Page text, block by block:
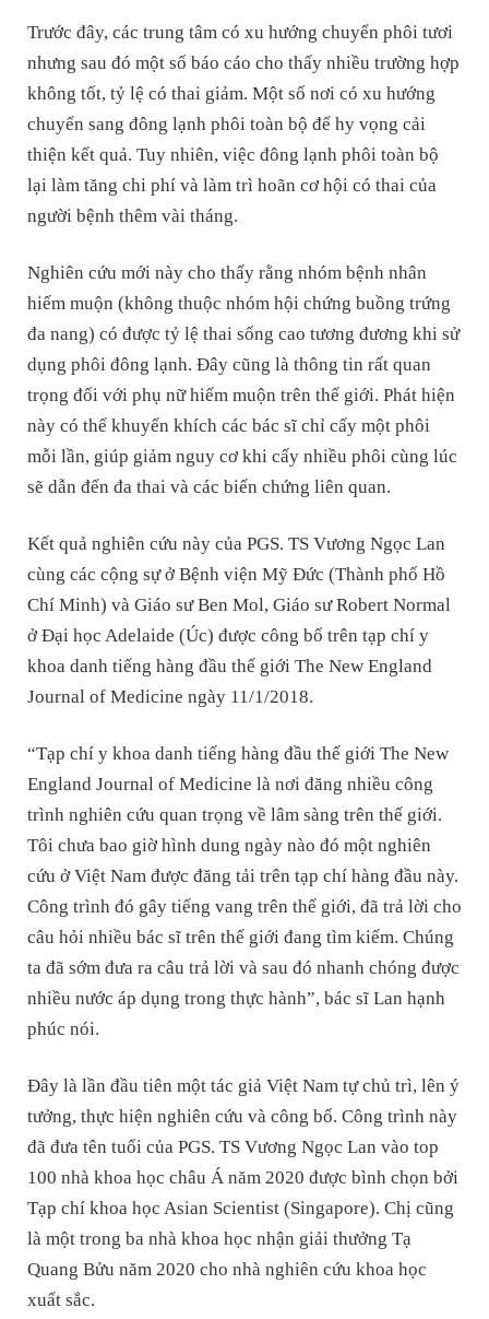
Trước đây, các trung tâm có xu hướng chuyển phôi tươi
nhưng sau đó một số báo cáo cho thấy nhiều trường hợp
không tốt, tỷ lệ có thai giảm. Một số nơi có xu hướng
chuyển sang đông lạnh phôi toàn bộ để hy vọng cải
thiện kết quả. Tuy nhiên, việc đông lạnh phôi toàn bộ
lại làm tăng chi phí và làm trì hoãn cơ hội có thai của
người bệnh thêm vài tháng.
Nghiên cứu mới này cho thấy rằng nhóm bệnh nhân
hiếm muộn (không thuộc nhóm hội chứng buồng trứng
đa nang) có được tỷ lệ thai sống cao tương đương khi sử
dụng phôi đông lạnh. Đây cũng là thông tin rất quan
trọng đối với phụ nữ hiếm muộn trên thế giới. Phát hiện
này có thể khuyến khích các bác sĩ chỉ cấy một phôi
mỗi lần, giúp giảm nguy cơ khi cấy nhiều phôi cùng lúc
sẽ dẫn đến đa thai và các biến chứng liên quan.
Kết quả nghiên cứu này của PGS. TS Vương Ngọc Lan
cùng các cộng sự ở Bệnh viện Mỹ Đức (Thành phố Hồ
Chí Minh) và Giáo sư Ben Mol, Giáo sư Robert Normal
ở Đại học Adelaide (Úc) được công bố trên tạp chí y
khoa danh tiếng hàng đầu thế giới The New England
Journal of Medicine ngày 11/1/2018.
“Tạp chí y khoa danh tiếng hàng đầu thế giới The New
England Journal of Medicine là nơi đăng nhiều công
trình nghiên cứu quan trọng về lâm sàng trên thế giới.
Tôi chưa bao giờ hình dung ngày nào đó một nghiên
cứu ở Việt Nam được đăng tải trên tạp chí hàng đầu này.
Công trình đó gây tiếng vang trên thế giới, đã trả lời cho
câu hỏi nhiều bác sĩ trên thế giới đang tìm kiếm. Chúng
ta đã sớm đưa ra câu trả lời và sau đó nhanh chóng được
nhiều nước áp dụng trong thực hành”, bác sĩ Lan hạnh
phúc nói.
Đây là lần đầu tiên một tác giả Việt Nam tự chủ trì, lên ý
tưởng, thực hiện nghiên cứu và công bố. Công trình này
đã đưa tên tuổi của PGS. TS Vương Ngọc Lan vào top
100 nhà khoa học châu Á năm 2020 được bình chọn bởi
Tạp chí khoa học Asian Scientist (Singapore). Chị cũng
là một trong ba nhà khoa học nhận giải thưởng Tạ
Quang Bửu năm 2020 cho nhà nghiên cứu khoa học
xuất sắc.